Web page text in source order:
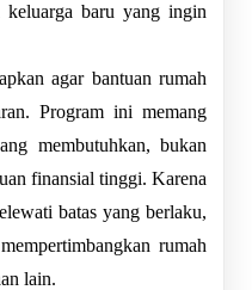
keluarga baru yang ingin
agar bantuan rumah
Program ini memang
membutuhkan, bukan
finansial tinggi. Karena
batas yang berlaku,
rumah
lain.